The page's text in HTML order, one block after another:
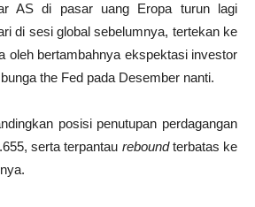
AS di pasar uang Eropa turun lagi
di sesi global sebelumnya, tertekan ke
oleh bertambahnya ekspektasi investor
the Fed pada Desember nanti.
posisi penutupan perdagangan
serta terpantau reboundterbatas ke